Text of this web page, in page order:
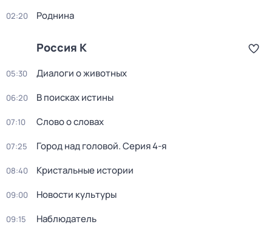
02:20 Роднина
Россия К
05:30 Диалоги о животных
06:20 В поисках истины
07:10 Слово о словах
07:25 Город над головой. Серия 4-я
08:40 Кристальные истории
09:00 Новости культуры
09:15 Наблюдатель